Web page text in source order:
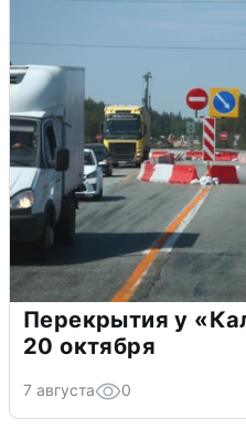
Перекрытия у
20 октября
7 августа 0